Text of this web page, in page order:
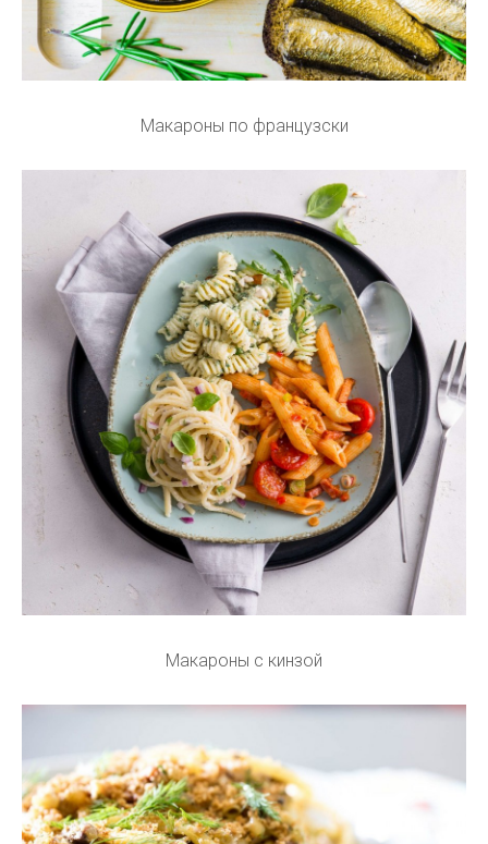
Макароны по французски
Макароны с кинзой